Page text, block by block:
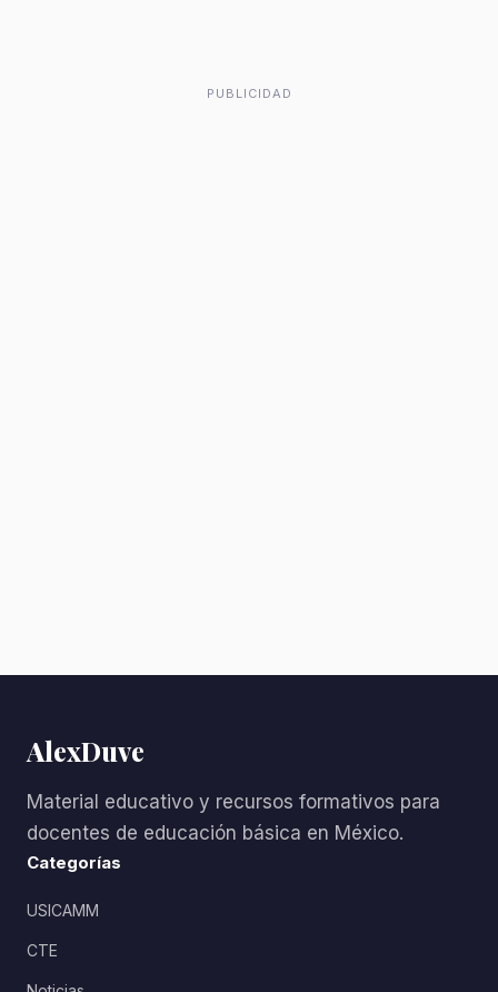
PUBLICIDAD
AlexDuve
Material educativo y recursos formativos para
docentes de educación básica en México.
Categorías
USICAMM
CTE